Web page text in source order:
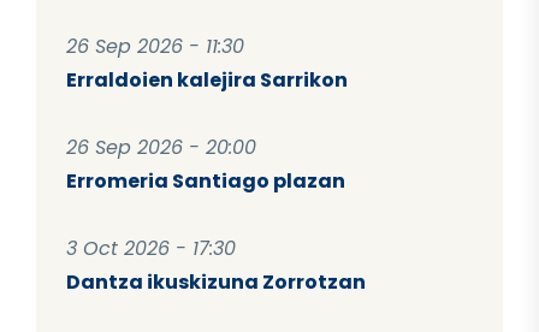
26 Sep 2026 - 11:30
Erraldoien kalejira Sarrikon
26 Sep 2026 - 20:00
Erromeria Santiago plazan
3 Oct 2026 - 17:30
Dantza ikuskizuna Zorrotzan